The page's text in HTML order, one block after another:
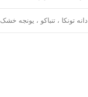
دانه تونکا ، تنباکو ، یونجه خشک